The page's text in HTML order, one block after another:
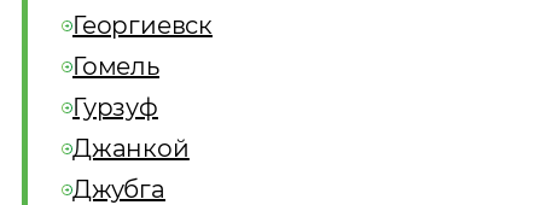
Георгиевск
Гомель
Гурзуф
Джанкой
Джубга